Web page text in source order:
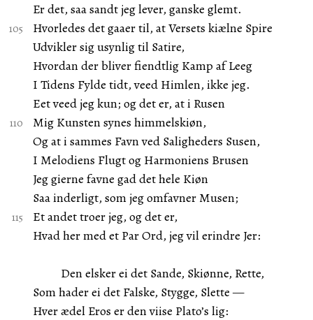
Er det, saa sandt jeg lever, ganske glemt.
Hvorledes det gaaer til, at Versets kiælne Spire
Udvikler sig usynlig til Satire,
Hvordan der bliver fiendtlig Kamp af Leeg
I Tidens Fylde tidt, veed Himlen, ikke jeg.
Eet veed jeg kun; og det er, at i Rusen
Mig Kunsten synes himmelskiøn,
Og at i sammes Favn ved Saligheders Susen,
I Melodiens Flugt og Harmoniens Brusen
Jeg gierne favne gad det hele Kiøn
Saa inderligt, som jeg omfavner Musen;
Et andet troer jeg, og det er,
Hvad her med et Par Ord, jeg vil erindre Jer:
Den elsker ei det Sande, Skiønne, Rette,
Som hader ei det Falske, Stygge, Slette —
Hver ædel Eros er den viise Plato’s lig: